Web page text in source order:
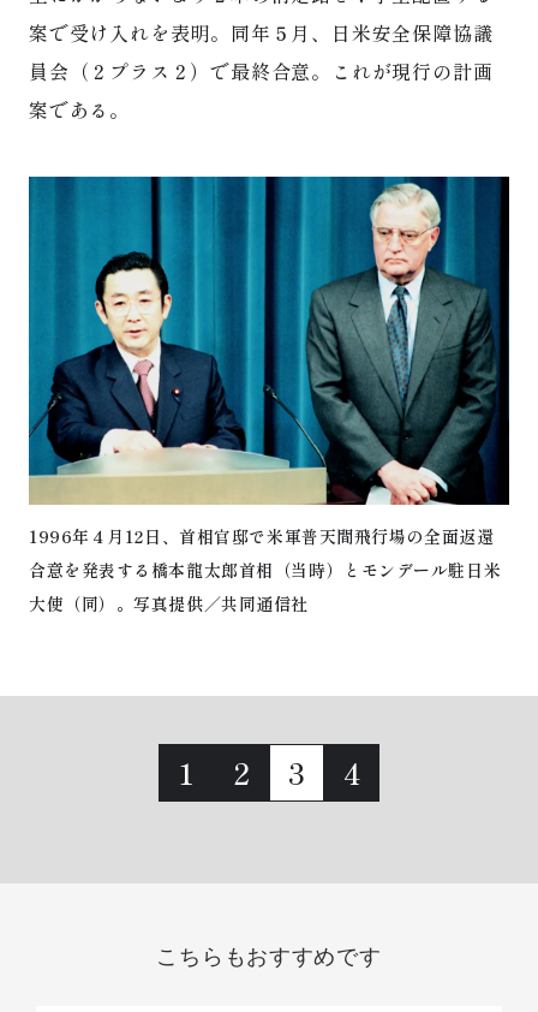
案で受け入れを表明。同年５月、日米安全保障協議
員会（２プラス２）で最終合意。これが現行の計画
案である。
1996年４月12日、首相官邸で米軍普天間飛行場の全面返還
合意を発表する橋本龍太郎首相（当時）とモンデール駐日米
大使（同）。写真提供／共同通信社
1 2 3 4
こちらもおすすめです